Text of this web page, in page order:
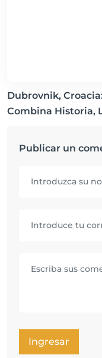
Dubrovnik,
Combina Historia,
Publicar un
Ingresar